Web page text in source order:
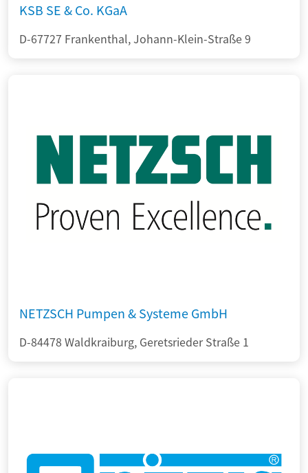
KSB SE & Co. KGaA
D-67727 Frankenthal, Johann-Klein-Straße 9
NETZSCH Pumpen & Systeme GmbH
D-84478 Waldkraiburg, Geretsrieder Straße 1